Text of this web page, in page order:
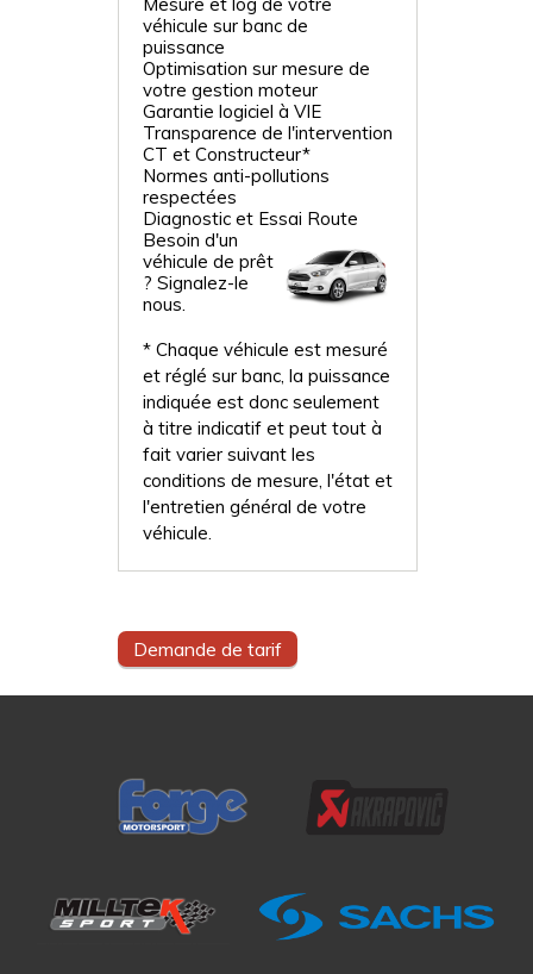
véhicule sur banc de
puissance
Optimisation sur mesure de
votre gestion moteur
Garantie logiciel à VIE
Transparence de l'intervention
CT et Constructeur*
Normes anti-pollutions
respectées
Diagnostic et Essai Route
Besoin d'un
véhicule de prêt
? Signalez-le
nous.
* Chaque véhicule est mesuré
et réglé sur banc, la puissance
indiquée est donc seulement
à titre indicatif et peut tout à
fait varier suivant les
conditions de mesure, l'état et
l'entretien général de votre
véhicule.
Demande de tarif